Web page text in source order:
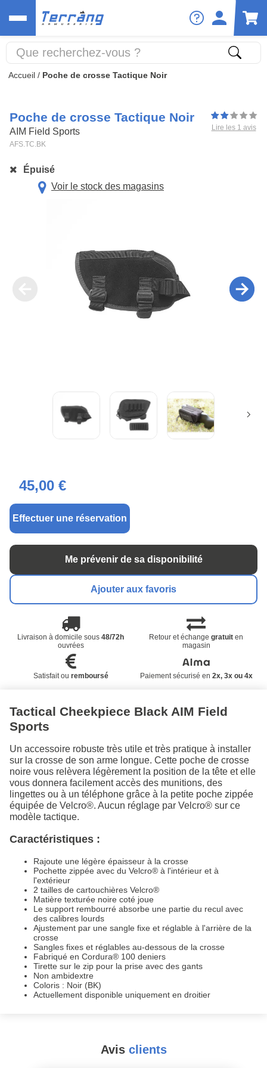
Accueil / Poche de crosse Tactique Noir
Poche de crosse Tactique Noir
AIM Field Sports
AFS.TC.BK
Lire les 1 avis
Épuisé
Voir le stock des magasins
45,00 €
Effectuer une réservation
Me prévenir de sa disponibilité
Ajouter aux favoris
Livraison à domicile sous48/72h
ouvrées
Retour et échangegratuit en
magasin
Satisfait ou remboursé Paiement sécurisé en 2x, 3x ou 4x
Tactical Cheekpiece Black AIM Field
Sports
Un accessoire robuste très utile et très pratique à installer
sur la crosse de son arme longue. Cette poche de crosse
noire vous relèvera légèrement la position de la tête et elle
vous donnera facilement accès des munitions, des
lingettes ou à un téléphone grâce à la petite poche zippée
équipée de Velcro®. Aucun réglage par Velcro® sur ce
modèle tactique.
Caractéristiques :
Rajoute une légère épaisseur à la crosse
Pochette zippée avec du Velcro® à l'intérieur et à
l'extérieur
2 tailles de cartouchières Velcro®
Matière texturée noire coté joue
Le support rembourré absorbe une partie du recul avec
des calibres lourds
Ajustement par une sangle fixe et réglable à l'arrière de la
crosse
Sangles fixes et réglables au-dessous de la crosse
Fabriqué en Cordura® 100 deniers
Tirette sur le zip pour la prise avec des gants
Non ambidextre
Coloris : Noir (BK)
Actuellement disponible uniquement en droitier
Avis clients